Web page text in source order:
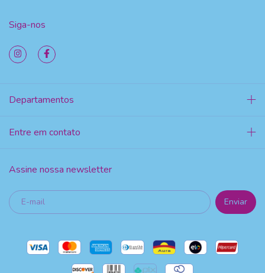
Siga-nos
Departamentos
Entre em contato
Assine nossa newsletter